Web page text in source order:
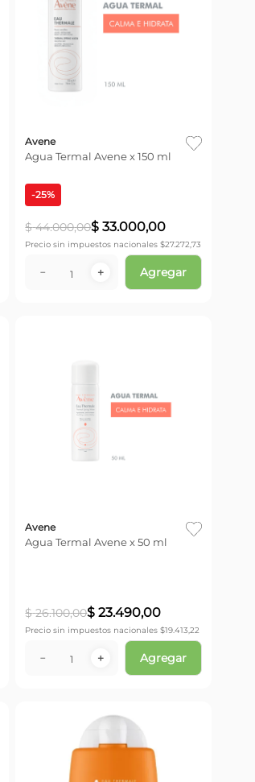
Avene
Agua Termal Avene x 150 ml
-25%
$ 44.000,00$ 33.000,00
Precio sin impuestos nacionales $27.272,73
＋
－ Agregar
Avene
Agua Termal Avene x 50 ml
$ 26.100,00$ 23.490,00
Precio sin impuestos nacionales $19.413,22
＋
－ Agregar